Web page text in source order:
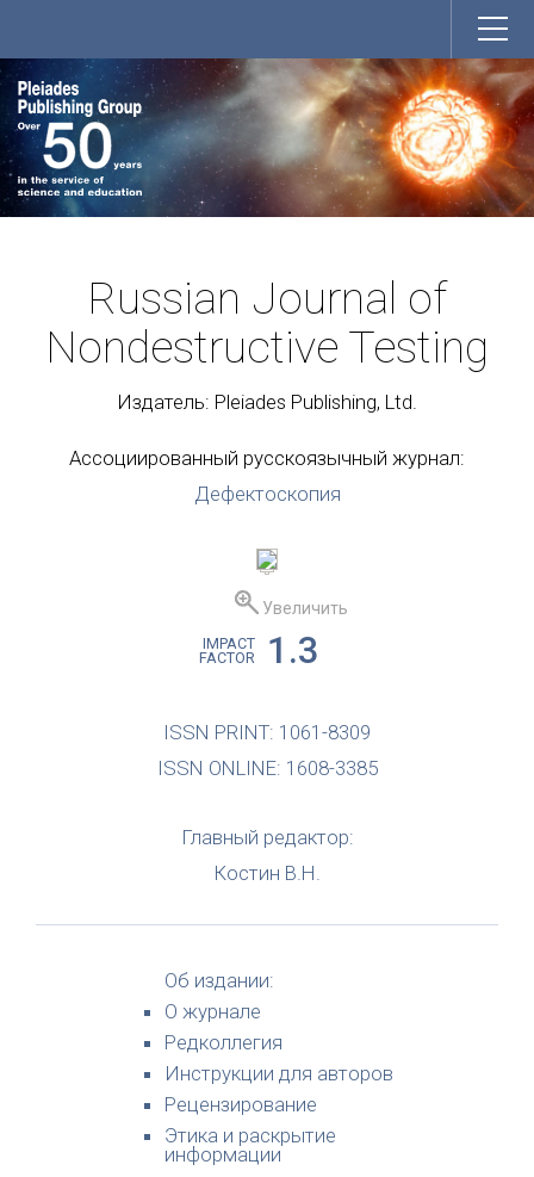
Russian Journal of
Nondestructive Testing
Издатель: Pleiades Publishing, Ltd.
Ассоциированный русскоязычный журнал:
Дефектоскопия
Увеличить
IMPACT
FACTOR
1.3
ISSN PRINT: 1061-8309
ISSN ONLINE: 1608-3385
Главный редактор:
Костин В.Н.
Об издании:
О журнале
Редколлегия
Инструкции для авторов
Рецензирование
Этика и раскрытие
информации